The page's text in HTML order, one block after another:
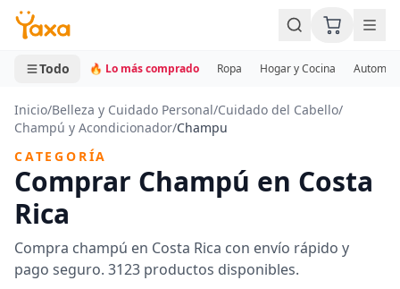
MINI CARRITO
0 productos
Todo 🔥 Lo más comprado Ropa Hogar y Cocina
Inicio/Belleza y Cuidado Personal/Cuidado del Cabello/
Champú y Acondicionador/Champu
CATEGORÍA
Comprar Champú en Costa
Rica
Compra champú en Costa Rica con envío rápido y
pago seguro. 3123 productos disponibles.